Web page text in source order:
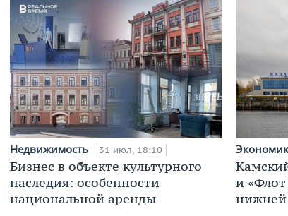
Недвижимость 31 июл, 18:10
Бизнес в объекте культурного
наследия: особенности
национальной аренды
и